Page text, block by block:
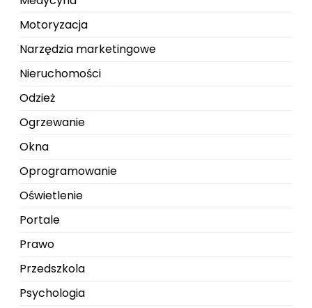
Motoryzacja
Narzędzia marketingowe
Nieruchomości
Odzież
Ogrzewanie
Okna
Oprogramowanie
Oświetlenie
Portale
Prawo
Przedszkola
Psychologia